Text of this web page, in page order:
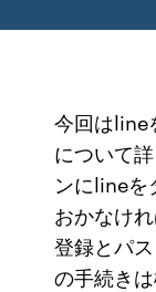
今回はline
について
ンにlineを
おかなけ
登録とパ
の手続き